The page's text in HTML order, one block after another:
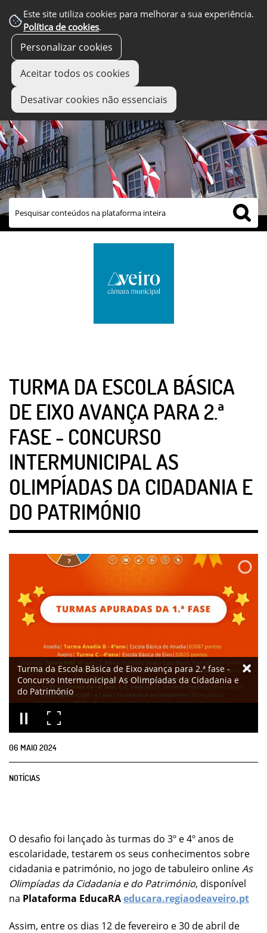
Este site utiliza cookies para melhorar a sua experiência.
Política de cookies.
Personalizar cookies
Aceitar todos os cookies
Desativar cookies não essenciais
links úteis
TURMA DA ESCOLA BÁSICA
DE EIXO AVANÇA PARA 2.ª
FASE - CONCURSO
INTERMUNICIPAL AS
OLIMPÍADAS DA CIDADANIA E
DO PATRIMÓNIO
Turma da Escola Básica de Eixo avança para 2.ª fase -
Concurso Intermunicipal As Olimpíadas da Cidadania e
do Património
06 MAIO2024
NOTÍCIAS
O desafio foi lançado às turmas do 3º e 4º anos de
escolaridade, testarem os seus conhecimentos sobre
cidadania e património, no jogo de tabuleiro onlineAs
Olimpíadas da Cidadania e do Património, disponível
na Plataforma EducaRAeducara.regiaodeaveiro.pt
Assim, entre os dias 12 de fevereiro e 30 de abril de